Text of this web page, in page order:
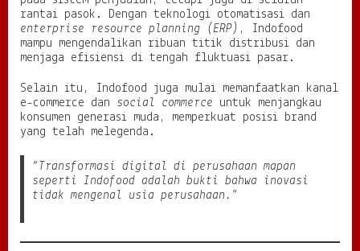
rantai pasok. Dengan teknologi otomatisasi dan
enterprise resource planning (ERP) , Indofood
mampu mengendalikan ribuan titik distribusi dan
menjaga efisiensi di tengah fluktuasi pasar.
Selain itu, Indofood juga mulai memanfaatkan kanal
e-commerce dan social commerce untuk menjangkau
konsumen generasi muda, memperkuat posisi brand
yang telah melegenda.
“Transformasi digital di perusahaan mapan
seperti Indofood adalah bukti bahwa inovasi
tidak mengenal usia perusahaan.”